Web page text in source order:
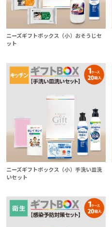
ニーズギフトボックス（小）おそうじセ
ット
ニーズギフトボックス（小）手洗い皿洗
いセット